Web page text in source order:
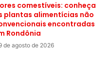
comestíveis: conheça
plantas alimentícias não
encontradas
Rondônia
de agosto de 2026